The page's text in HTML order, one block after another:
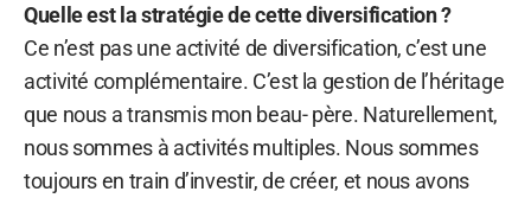
Quelle est la stratégie de cette diversification ?
Ce n’est pas une activité de diversification, c’est une
activité complémentaire. C’est la gestion de l’héritage
que nous a transmis mon beau- père. Naturellement,
nous sommes à activités multiples. Nous sommes
toujours en train d’investir, de créer, et nous avons